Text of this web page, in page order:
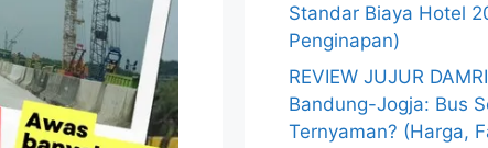
Standar Biaya Hotel
Penginapan)
REVIEW JUJUR
Bandung-Jogja: Bus
Ternyaman? (Harga,